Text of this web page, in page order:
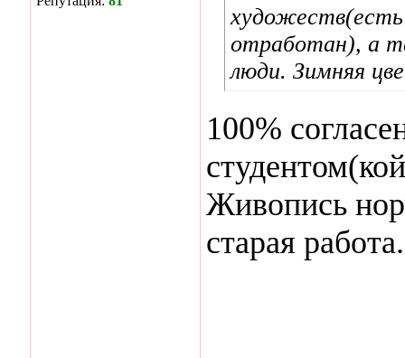
художеств(есть
отработан), а
люди. Зимняя
100%
Живопись
старая